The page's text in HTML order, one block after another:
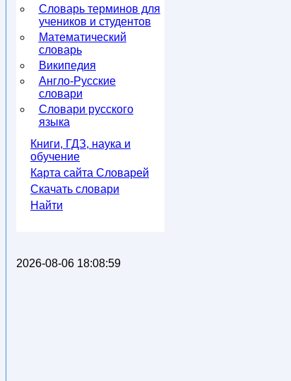
Словарь терминов для
учеников и студентов
Математический
словарь
Википедия
Англо-Русские
словари
Словари русского
языка
Книги, ГДЗ, наука и
обучение
Карта сайта Словарей
Скачать словари
Найти
2026-08-06 18:08:59